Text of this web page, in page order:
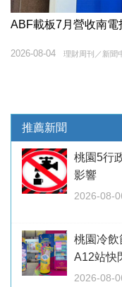
ABF載板7月營收南
理財周刊／新聞
2026-08-04
推薦新聞
桃園5行
影響
2026-08-
桃園冷
A12站快
2026-08-